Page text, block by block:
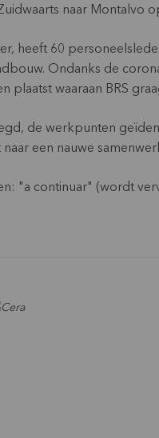
naar
heeft 60
Ondanks de
plaatst waaraan BRS
de werkpunten
een nauwe
"a continuar" (wordt